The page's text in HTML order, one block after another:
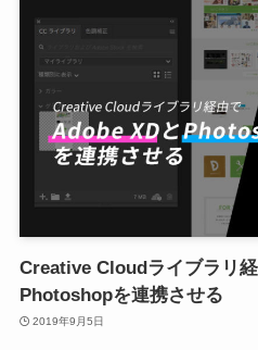
Creative Cloudライブラリ
Photoshopを連携させる
2019年9月5日